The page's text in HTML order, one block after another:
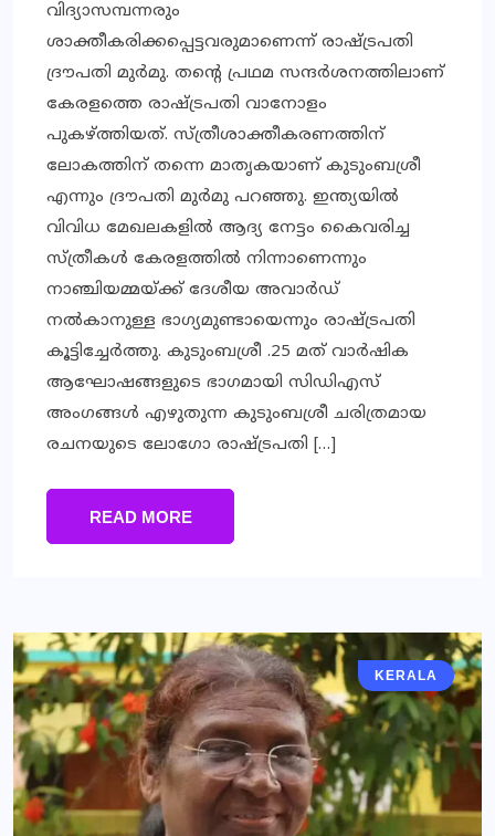
വിദ്യാസമ്പന്നരും
ശാക്തീകരിക്കപ്പെട്ടവരുമാണെന്ന് രാഷ്ട്രപതി
ദ്രൗപതി മുർമു. തന്റെ പ്രഥമ സന്ദർശനത്തിലാണ്
കേരളത്തെ രാഷ്ട്രപതി വാനോളം
പുകഴ്ത്തിയത്. സ്ത്രീശാക്തീകരണത്തിന്
ലോകത്തിന് തന്നെ മാതൃകയാണ് കുടുംബശ്രീ
എന്നും ദ്രൗപതി മുര്‍മു പറഞ്ഞു. ഇന്ത്യയിൽ
വിവിധ മേഖലകളിൽ ആദ്യ നേട്ടം കൈവരിച്ച
സ്ത്രീകൾ കേരളത്തിൽ നിന്നാണെന്നും
നാഞ്ചിയമ്മയ്ക്ക് ദേശീയ അവാര്‍ഡ്
നല്‍കാനുള്ള ഭാഗ്യമുണ്ടായെന്നും രാഷ്ട്രപതി
കൂട്ടിച്ചേർത്തു. കുടുംബശ്രീ .25 മത് വാര്‍ഷിക
ആഘോഷങ്ങളുടെ ഭാഗമായി സിഡിഎസ്
അംഗങ്ങള്‍ എഴുതുന്ന കുടുംബശ്രീ ചരിത്രമായ
രചനയുടെ ലോഗോ രാഷ്‌ട്രപതി […]
READ MORE
KERALA